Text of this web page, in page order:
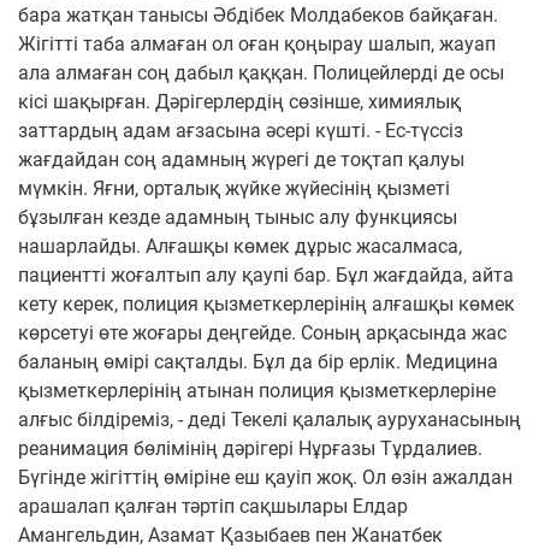
бара жатқан танысы Әбдібек Молдабеков байқаған.
Жігітті таба алмаған ол оған қоңырау шалып, жауап
ала алмаған соң дабыл қаққан. Полицейлерді де осы
кісі шақырған. Дәрігерлердің сөзінше, химиялық
заттардың адам ағзасына әсері күшті. - Ес-түссіз
жағдайдан соң адамның жүрегі де тоқтап қалуы
мүмкін. Яғни, орталық жүйке жүйесінің қызметі
бұзылған кезде адамның тыныс алу функциясы
нашарлайды. Алғашқы көмек дұрыс жасалмаса,
пациентті жоғалтып алу қаупі бар. Бұл жағдайда, айта
кету керек, полиция қызметкерлерінің алғашқы көмек
көрсетуі өте жоғары деңгейде. Соның арқасында жас
баланың өмірі сақталды. Бұл да бір ерлік. Медицина
қызметкерлерінің атынан полиция қызметкерлеріне
алғыс білдіреміз, - деді Текелі қалалық ауруханасының
реанимация бөлімінің дәрігері Нұрғазы Тұрдалиев.
Бүгінде жігіттің өміріне еш қауіп жоқ. Ол өзін ажалдан
арашалап қалған тәртіп сақшылары Елдар
Амангельдин, Азамат Қазыбаев пен Жанатбек